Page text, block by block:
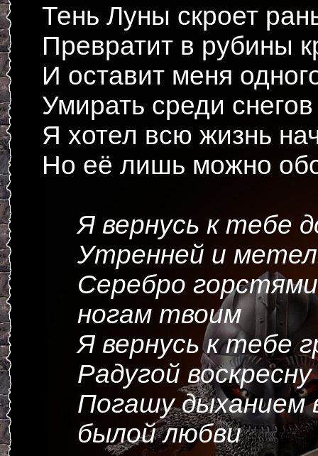
Тень Луны скроет
Превратит в рубины
И оставит меня
Умирать среди снегов
Я хотел всю жизнь
Но её лишь можно
Я вернусь к тебе
Утренней и
Серебро
ногам твоим
Я вернусь к тебе
Радугой
Погашу дыханием
былой любви